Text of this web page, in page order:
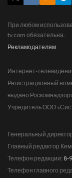
При любом
tv.com обязательна.
Рекламодателям
Интернет-
Регистрационный
выдано
Учредитель ООО
Генеральный
Главный редактор
Телефон редакции: 8-
Телефон главного